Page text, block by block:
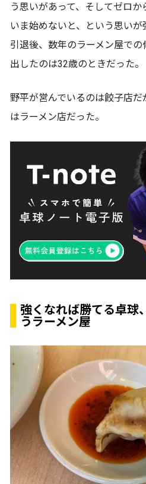
う思いがあって、そしてゼロか
いま始めないと、という思いが
引退後、数年のラーメン屋で
出したのは32歳のときだった。
野平が営んでいるのは餃子店
はラーメン店だった。
強くなれば勝てる卓球
うラーメン屋